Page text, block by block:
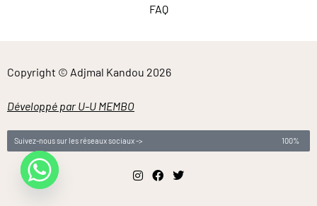
FAQ
Copyright © Adjmal Kandou 2026
Développé par U-U MEMBO
Suivez-nous sur les réseaux sociaux -> 100%